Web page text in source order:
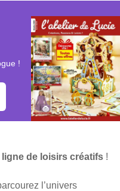
!
ligne de loisirs créatifs !
l’univers